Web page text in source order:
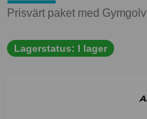
Prisvärt paket med
Lagerstatus: I lager